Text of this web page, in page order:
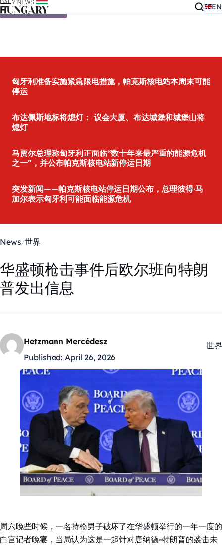
Skip to content EN
匈牙利准备实施紧急限电措施，帕克斯核电站本周末可能
停运
布达佩斯地标将熄灯： 议会大厦、布达城堡和城堡山将
熄灯
马贾尔总理称匈牙利正面临“数十年来最严重的能源危机
之一”，并公布帕克斯核电站新停运日期
突发新闻——帕克斯核电站停运日期公布，总理彼得·马
加尔表示匈牙利可能面临能源危机
News 世界
华盛顿枪击事件后欧尔班向特朗
普发出信息
Hetzmann Mercédesz
Published: April 26, 2026
世界
周六晚些时候，一名持枪男子破坏了在华盛顿举行的一年一度的
白宫记者晚宴，当局认为这是一起针对唐纳德-特朗普的袭击未